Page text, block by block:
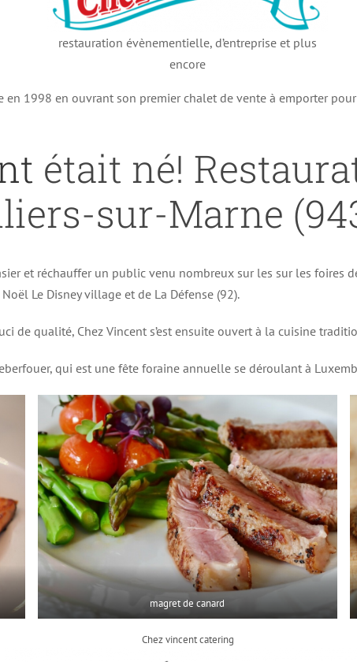
restauration évènementielle, d’entreprise et plus
encore
1998 en ouvrant son premier chalet de vente à emporter
était né!
sur-Marne
et réchauffer un public venu nombreux sur les sur les foires
Le Disney village et de La Défense (92).
de qualité, Chez Vincent s’est ensuite ouvert à la cuisine
qui est une fête foraine annuelle se déroulant à
magret de canard
Chez vincent catering